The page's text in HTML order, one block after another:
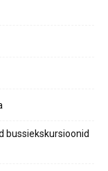
bussiekskursioonid